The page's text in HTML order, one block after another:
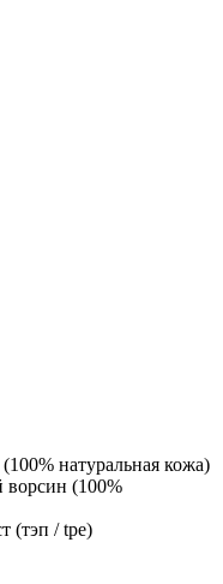
натуральная кожа)
ворсин (100%
(тэп / tpe)